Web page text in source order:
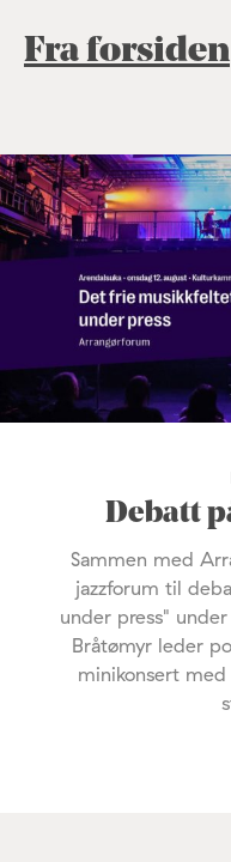
Fra forsiden
Debatt
Sammen med
jazzforum til
under press"
Bråtømyr leder
minikonsert